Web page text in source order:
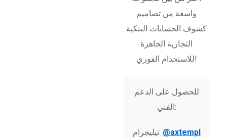
واسعة من تصاميم
كشوف الحسابات البنكية
التجارية الجاهزة
للاستخدام الفوري!
للحصول على الدعم
الفني:
تيليجرام: @axtempl